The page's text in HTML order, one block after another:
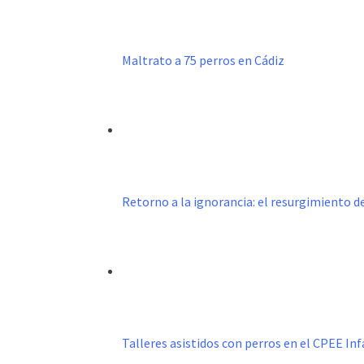
Maltrato a 75 perros en Cádiz
Retorno a la ignorancia: el resurgimiento
Talleres asistidos con perros en el CPEE